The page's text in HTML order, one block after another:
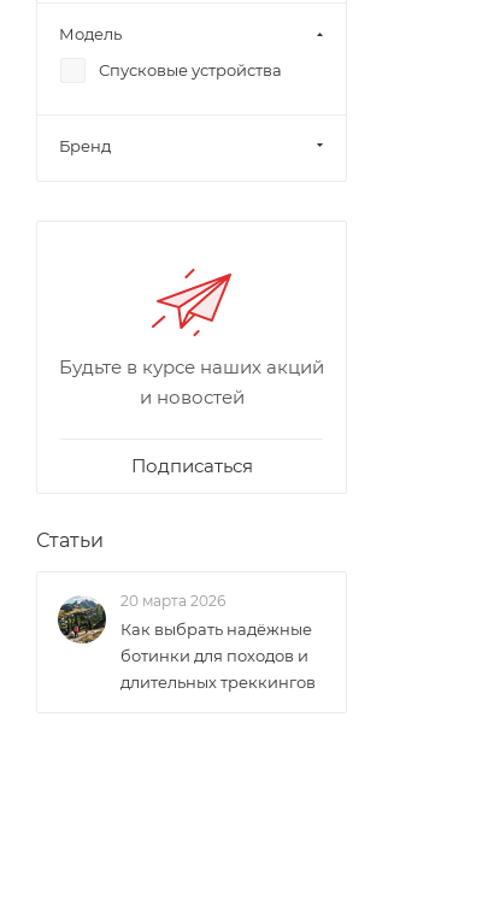
Модель
Спусковые устройства
Бренд
Будьте в курсе наших акций
и новостей
Подписаться
Статьи
20 марта 2026
Как выбрать надёжные
ботинки для походов и
длительных треккингов